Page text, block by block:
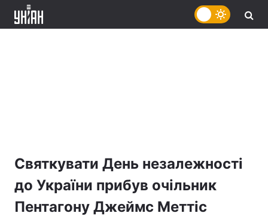
Святкувати День незалежності
до України прибув очільник
Пентагону Джеймс Меттіс